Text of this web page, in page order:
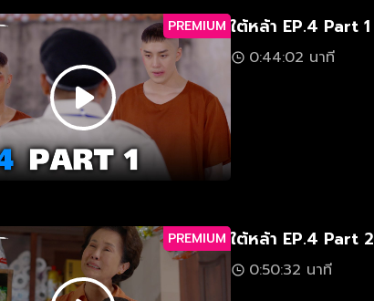
PREMIUM ใต้หล้า EP.4 Part 1
0:44:02 นาที
PREMIUM ใต้หล้า EP.4 Part 2
0:50:32 นาที